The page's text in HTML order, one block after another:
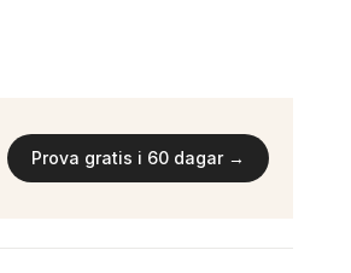
Prova gratis i 60 dagar →